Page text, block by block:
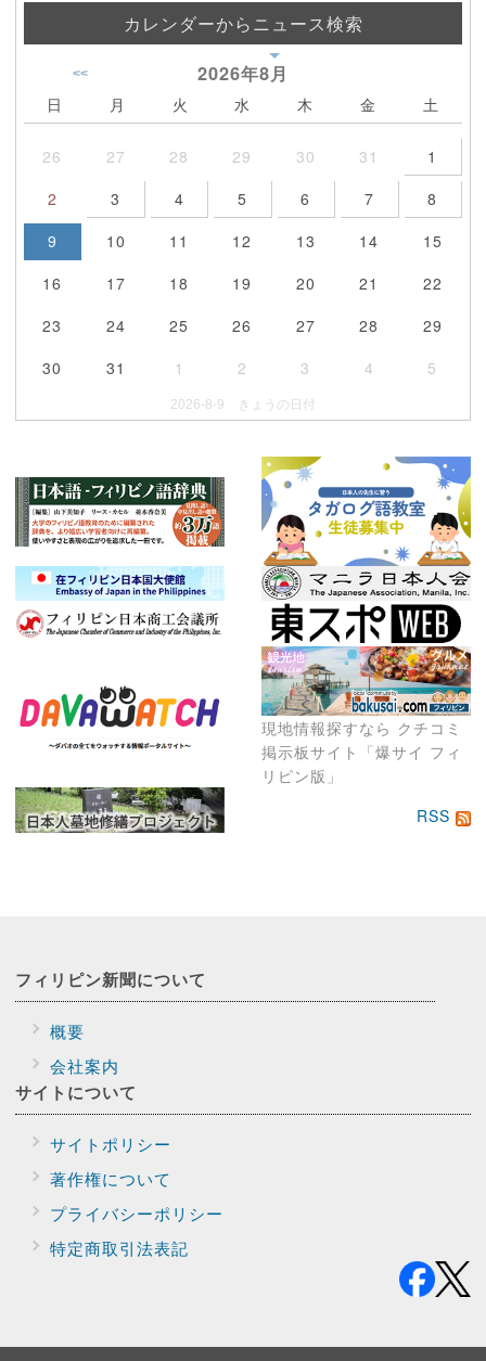
現地情報探すなら クチコミ
掲示板サイト「爆サイ フィ
リピン版」
カレンダーからニュース検索
2026年8月
<<
日 月 火 水 木 金 土
26 27 28 29 30 31
1
2
3 4 5 6 7
8
9
10 11 12 13 14
15
16
17 18 19 20 21
22
23
24 25 26 27 28
29
30
31 1 2 3 4 5
2026-8-9 きょうの日付
RSS
フィリピン新聞について
概要
会社案内
サイトについて
サイトポリシー
著作権について
プライバシーポリシー
特定商取引法表記